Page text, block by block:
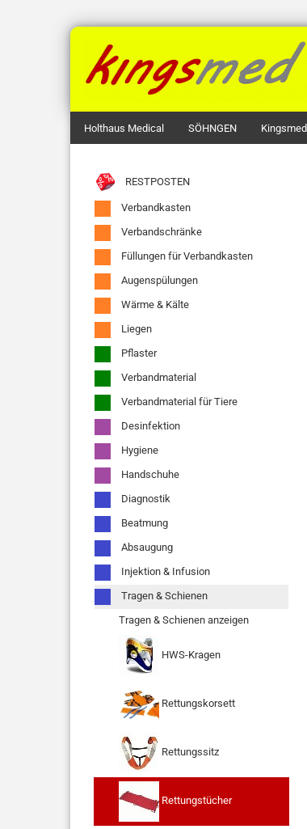
Holthaus Medical SÖHNGEN Kingsmed
RESTPOSTEN
Verbandkasten
Verbandschränke
Füllungen für Verbandkasten
Augenspülungen
Wärme & Kälte
Liegen
Pflaster
Verbandmaterial
Verbandmaterial für Tiere
Desinfektion
Hygiene
Handschuhe
Diagnostik
Beatmung
Absaugung
Injektion & Infusion
Tragen & Schienen
Tragen & Schienen anzeigen
HWS-Kragen
Rettungskorsett
Rettungssitz
Rettungstücher